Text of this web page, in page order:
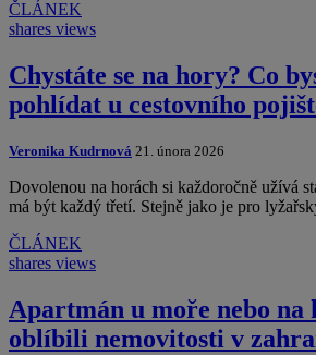
ČLÁNEK
shares views
Chystáte se na hory? Co
pohlídat u cestovního
Veronika Kudrnová 21. února 2026
Dovolenou na horách si každoročně užívá
má být každý třetí. Stejně jako je pro
ČLÁNEK
shares views
Apartmán u moře nebo na
oblíbili nemovitosti v